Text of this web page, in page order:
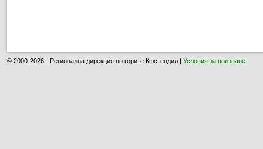
© 2000-2026 - Регионална дирекция по горите Кюстендил | Условия за ползване